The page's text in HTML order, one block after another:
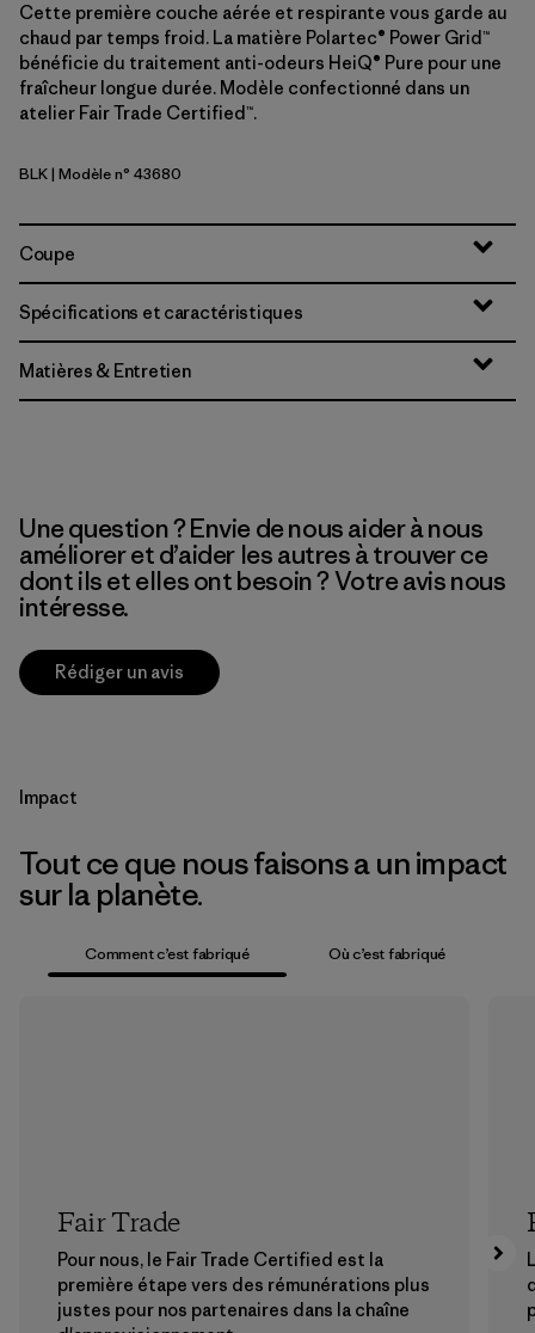
Cette première couche aérée et respirante vous garde au
chaud par temps froid. La matière Polartec® Power Grid™
bénéficie du traitement anti-odeurs HeiQ® Pure pour une
fraîcheur longue durée. Modèle confectionné dans un
atelier Fair Trade Certified™.
Black
BLK| Modèle n° 43680
Coupe
Spécifications et caractéristiques
Matières & Entretien
Une question ? Envie de nous aider à nous
améliorer et d’aider les autres à trouver ce
dont ils et elles ont besoin ? Votre avis nous
intéresse.
Rédiger un avis
Impact
Tout ce que nous faisons a un impact
sur la planète.
Comment c’est fabriqué Où c’est fabriqué
Fair Trade
Pour nous, le Fair Trade Certified est la
première étape vers des rémunérations plus
justes pour nos partenaires dans la chaîne